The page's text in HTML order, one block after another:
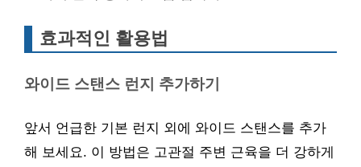
효과적인 활용법
와이드 스탠스 런지 추가하기
앞서 언급한 기본 런지 외에 와이드 스탠스를 추가
해 보세요. 이 방법은 고관절 주변 근육을 더 강하게